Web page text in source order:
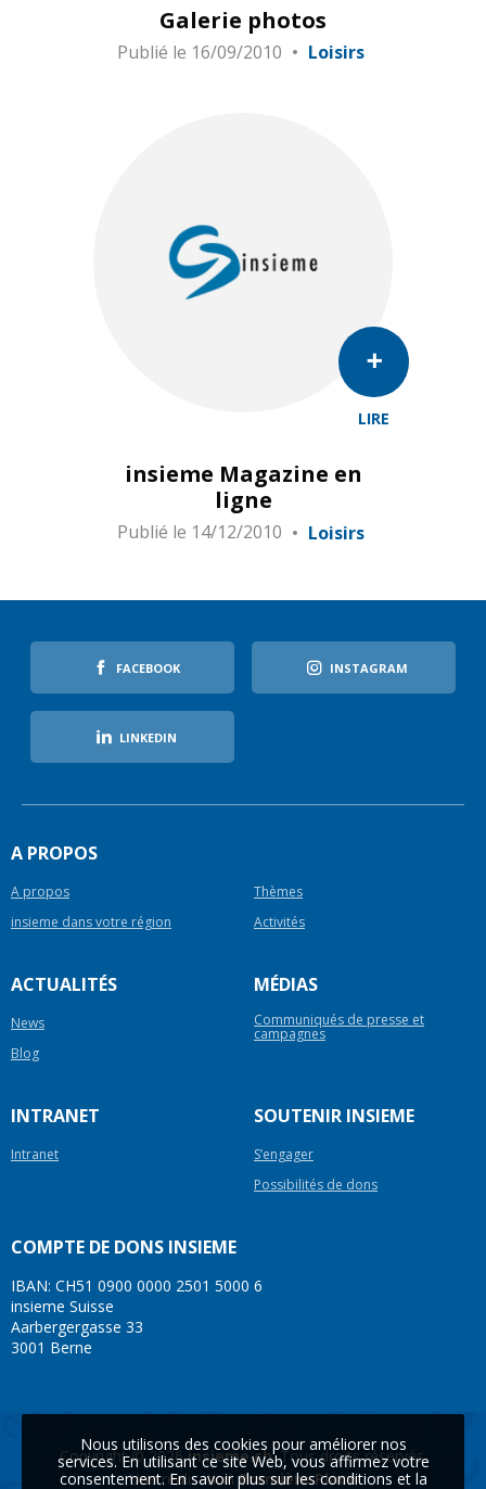
Galerie photos
Publié le 16/09/2010 Loisirs
LIRE
insieme Magazine en
ligne
Publié le 14/12/2010 Loisirs
FACEBOOK INSTAGRAM
LINKEDIN
A PROPOS
A propos
Thèmes
insieme dans votre région
Activités
ACTUALITÉS
News
Blog
MÉDIAS
Communiqués de presse et
campagnes
INTRANET
Intranet
SOUTENIR INSIEME
S’engager
Possibilités de dons
COMPTE DE DONS INSIEME
IBAN: CH51 0900 0000 2501 5000 6
insieme Suisse
Aarbergergasse 33
3001 Berne
Copyright © 2026insieme.ch. Tous droits réservés.
Une réalisation Première Place
Nous utilisons des cookies pour améliorer nos
services. En utilisant ce site Web, vous affirmez votre
consentement. En savoir plus sur les conditions et la